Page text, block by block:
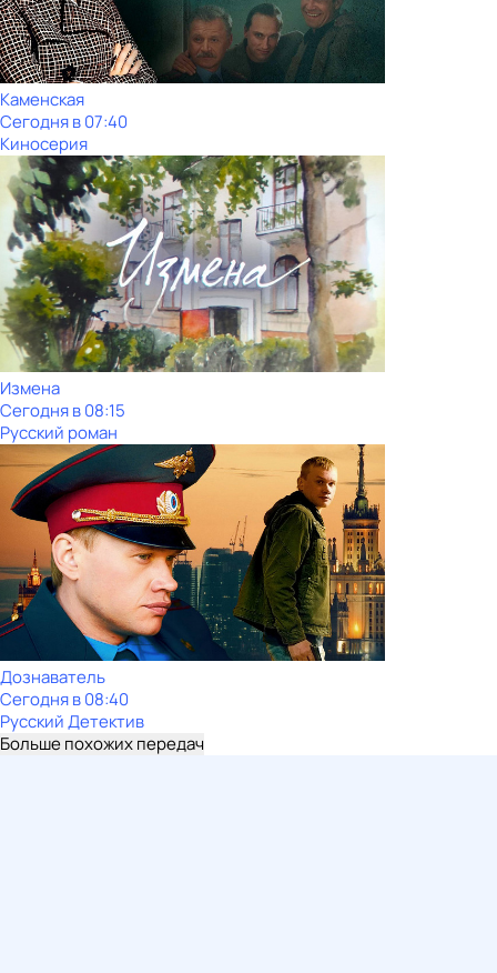
Каменская
Сегодня в 07:40
Киносерия
Измена
Сегодня в 08:15
Русский роман
Дознаватель
Сегодня в 08:40
Русский Детектив
Больше похожих передач